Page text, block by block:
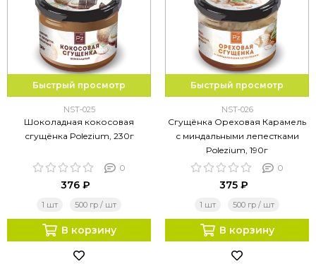
Быстрый просмотр
NST-025
Шоколадная кокосовая
сгущёнка Polezium, 230г
0
376 ₽
1 шт 500 гр / шт
В корзину
Быстрый просмотр
NST-026
Сгущёнка Ореховая Карамель
с миндальными лепестками
Polezium, 190г
0
375 ₽
1 шт 500 гр / шт
В корзину